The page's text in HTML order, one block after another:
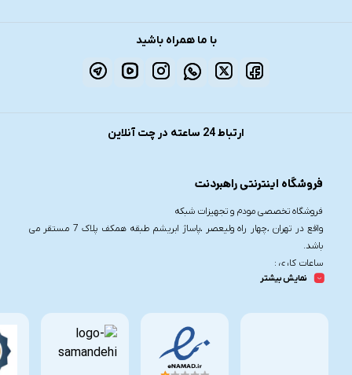
با ما همراه باشید
ارتباط 24 ساعته در چت آنلاین
فروشگاه اینترنتی راهبردنت
فروشگاه تخصصی مودم و تجهیزات شبکه
واقع در تهران ،چهار راه ولیعصر ،پاساژ ابریشم طبقه همکف پلاک 7 مستقر می
باشد.
ساعات کاری :
شنبه تا چهارشنبه از ساعت 9.30 تا 20
تلفن تماس :
نمایش بیشتر